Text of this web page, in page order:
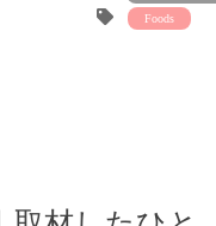
Foods